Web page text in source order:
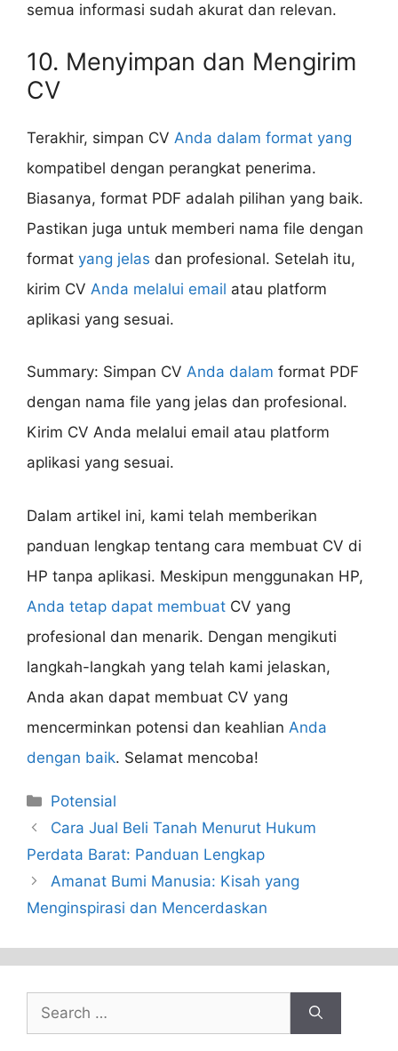
semua informasi sudah akurat dan relevan.
10. Menyimpan dan Mengirim
CV
Terakhir, simpan CV Anda dalam format yang
kompatibel dengan perangkat penerima.
Biasanya, format PDF adalah pilihan yang baik.
Pastikan juga untuk memberi nama file dengan
format yang jelas dan profesional. Setelah itu,
kirim CV Anda melalui email atau platform
aplikasi yang sesuai.
Summary: Simpan CV Anda dalam format PDF
dengan nama file yang jelas dan profesional.
Kirim CV Anda melalui email atau platform
aplikasi yang sesuai.
Dalam artikel ini, kami telah memberikan
panduan lengkap tentang cara membuat CV di
HP tanpa aplikasi. Meskipun menggunakan HP,
Anda tetap dapat membuat CV yang
profesional dan menarik. Dengan mengikuti
langkah-langkah yang telah kami jelaskan,
Anda akan dapat membuat CV yang
mencerminkan potensi dan keahlian Anda
dengan baik. Selamat mencoba!
Categories
Potensial
Cara Jual Beli Tanah Menurut Hukum
Perdata Barat: Panduan Lengkap
Amanat Bumi Manusia: Kisah yang
Menginspirasi dan Mencerdaskan
Search
for: